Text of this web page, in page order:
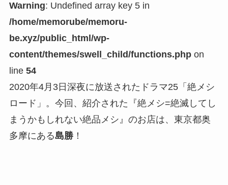
Warning: Undefined array key 5 in
/home/memorube/memoru-
be.xyz/public_html/wp-
content/themes/swell_child/functions.phpon
line 54
2020年4月3日深夜に放送されたドラマ25「絶メシ
ロード」。今回、紹介された『絶メシ=絶滅してし
まうかもしれない絶品メシ』のお店は、東京都奥
多摩にある島勝！